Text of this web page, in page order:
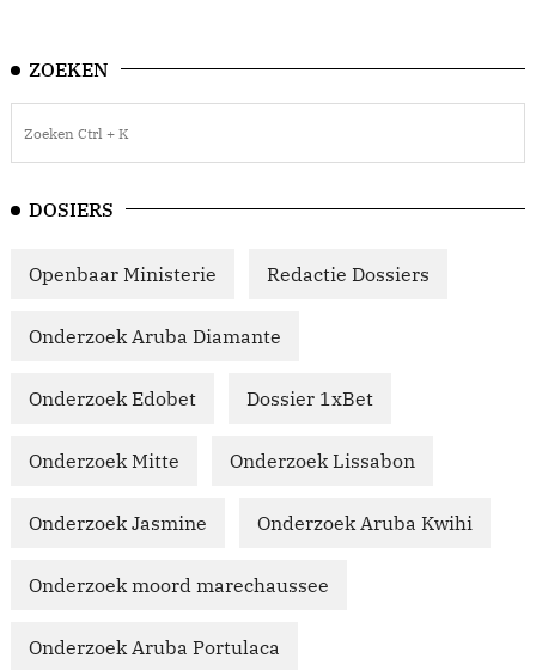
ZOEKEN
DOSIERS
Openbaar Ministerie Redactie Dossiers
Onderzoek Aruba Diamante
Onderzoek Edobet Dossier 1xBet
Onderzoek Mitte Onderzoek Lissabon
Onderzoek Jasmine Onderzoek Aruba Kwihi
Onderzoek moord marechaussee
Onderzoek Aruba Portulaca